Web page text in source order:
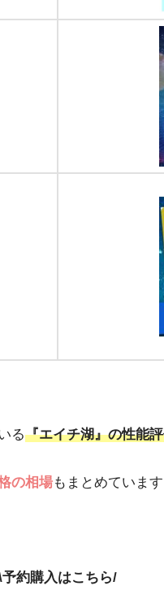
る『エイチ湖』の性能
の相場もまとめています
約購入はこちら/